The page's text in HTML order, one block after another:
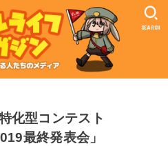
SEARCH
化型コンテスト
最終発表会」